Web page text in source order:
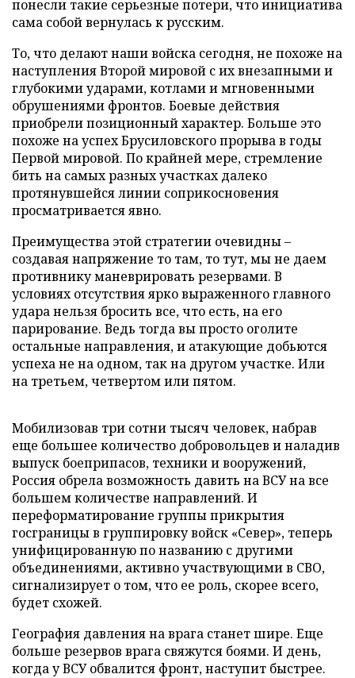
понесли такие серьезные потери, что инициатива
сама собой вернулась к русским.
То, что делают наши войска сегодня, не похоже на
наступления Второй мировой с их внезапными и
глубокими ударами, котлами и мгновенными
обрушениями фронтов. Боевые действия
приобрели позиционный характер. Больше это
похоже на успех Брусиловского прорыва в годы
Первой мировой. По крайней мере, стремление
бить на самых разных участках далеко
протянувшейся линии соприкосновения
просматривается явно.
Преимущества этой стратегии очевидны –
создавая напряжение то там, то тут, мы не даем
противнику маневрировать резервами. В
условиях отсутствия ярко выраженного главного
удара нельзя бросить все, что есть, на его
парирование. Ведь тогда вы просто оголите
остальные направления, и атакующие добьются
успеха не на одном, так на другом участке. Или
на третьем, четвертом или пятом.
Мобилизовав три сотни тысяч человек, набрав
еще большее количество добровольцев и наладив
выпуск боеприпасов, техники и вооружений,
Россия обрела возможность давить на ВСУ на все
большем количестве направлений. И
переформатирование группы прикрытия
госграницы в группировку войск «Север», теперь
унифицированную по названию с другими
объединениями, активно участвующими в СВО,
сигнализирует о том, что ее роль, скорее всего,
будет схожей.
География давления на врага станет шире. Еще
больше резервов врага свяжутся боями. И день,
когда у ВСУ обвалится фронт, наступит быстрее.